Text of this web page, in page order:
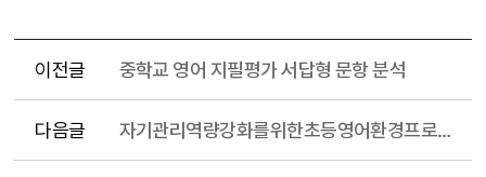
이전글 중학교 영어 지필평가 서답형 문항 분석
다음글 자기관리역량강화를위한초등영어환경프로젝트학습적용사례연구